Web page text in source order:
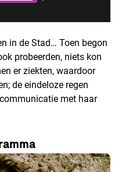
in de Stad… Toen begon
probeerden, niets kon
er ziekten, waardoor
de eindeloze regen
met haar